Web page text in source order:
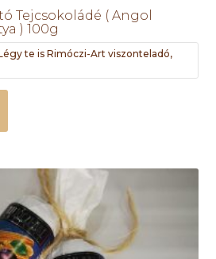
Tejcsokoládé ( Angol
) 100g
te is Rimóczi-Art viszonteladó,